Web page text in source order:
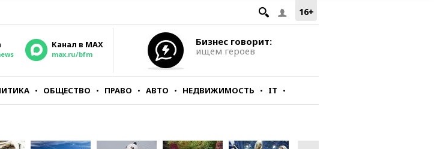
16+
Канал в MAX
max.ru/bfm
Бизнес говорит:
ищем героев
ОБЩЕСТВО ПРАВО АВТО НЕДВИЖИМОСТЬ IT